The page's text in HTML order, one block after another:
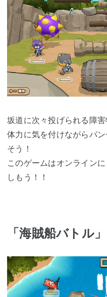
坂道に次々投げられる障害
体力に気を付けながらパ
そう！
このゲームはオンライン
しもう！！
「海賊船バトル」